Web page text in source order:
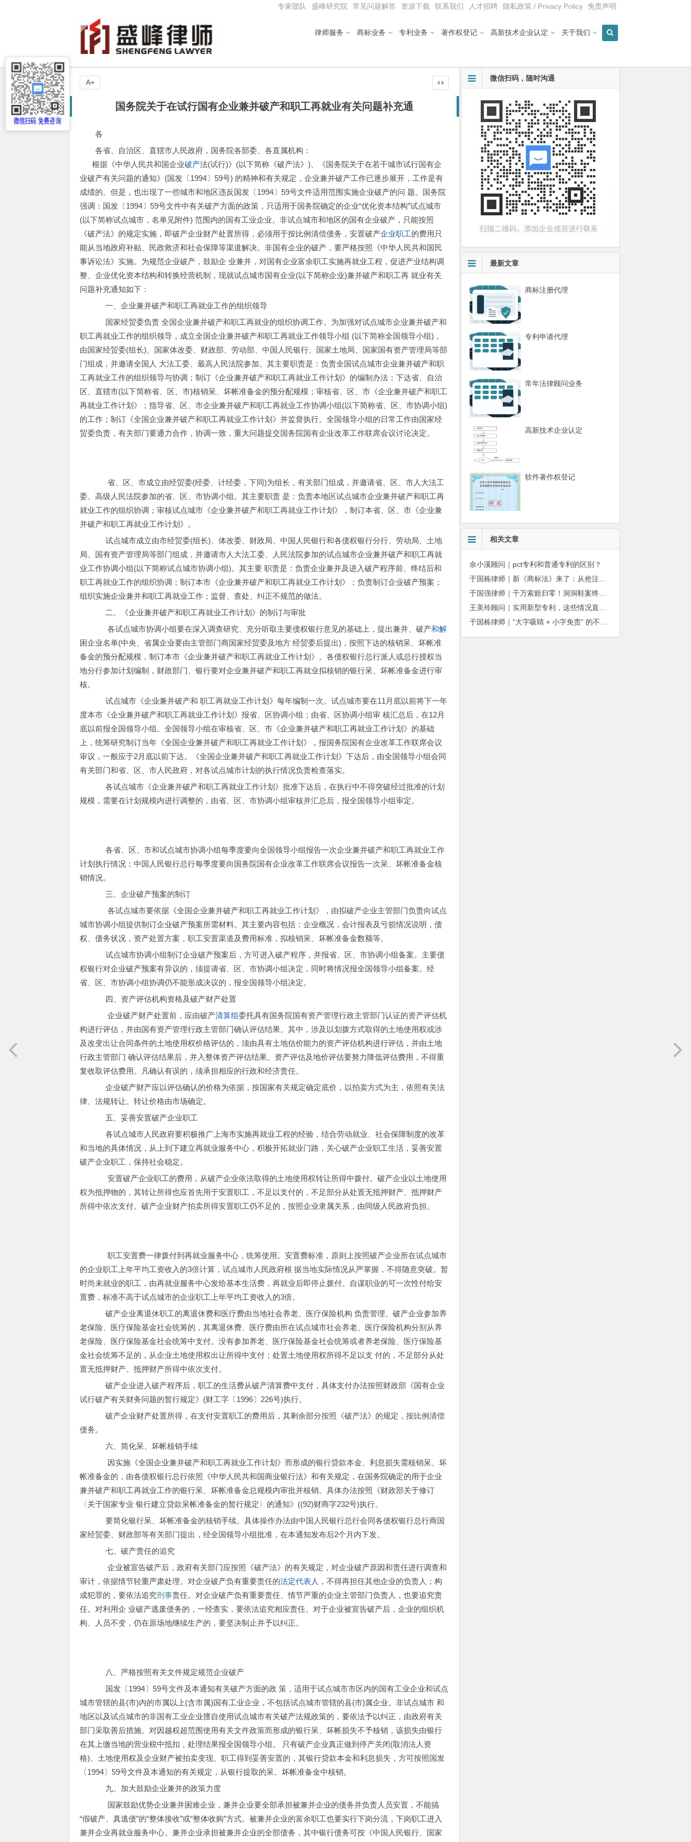
专家团队 盛峰研究院 常见问题解答 资源下载 联系我们 人才招聘 隐私政策 / Privacy Policy 免责声明
律师服务 商标业务 专利业务 著作权登记 高新技术企业认定 关于我们
国务院关于在试行国有企业兼并破产和职工再就业有关问题补充通
各
各省、自治区、直辖市人民政府，国务院各部委、各直属机构：
根据《中华人民共和国企业破产法(试行)》(以下简称《破产法》)、《国务院关于在若干城市试行国有企
业破产有关问题的通知》(国发〔1994〕59号) 的精神和有关规定，企业兼并破产工作已逐步展开，工作是有
成绩的。但是，也出现了一些城市和地区违反国发〔1994〕59号文件适用范围实施企业破产的问 题。国务院
强调：国发〔1994〕59号文件中有关破产方面的政策，只适用于国务院确定的企业“优化资本结构”试点城市
(以下简称试点城市，名单见附件) 范围内的国有工业企业。非试点城市和地区的国有企业破产，只能按照
《破产法》的规定实施，即破产企业财产处置所得，必须用于按比例清偿债务，安置破产企业职工的费用只
能从当地政府补贴、民政救济和社会保障等渠道解决。非国有企业的破产，要严格按照《中华人民共和国民
事诉讼法》实施。为规范企业破产，鼓励企 业兼并，对国有企业富余职工实施再就业工程，促进产业结构调
整、企业优化资本结构和转换经营机制，现就试点城市国有企业(以下简称企业)兼并破产和职工再 就业有关
问题补充通知如下：
一、企业兼并破产和职工再就业工作的组织领导
国家经贸委负责 全国企业兼并破产和职工再就业的组织协调工作。为加强对试点城市企业兼并破产和
职工再就业工作的组织领导，成立全国企业兼并破产和职工再就业工作领导小组 (以下简称全国领导小组)，
由国家经贸委(组长)、国家体改委、财政部、劳动部、中国人民银行、国家土地局、国家国有资产管理局等部
门组成，并邀请全国人 大法工委、最高人民法院参加。其主要职责是：负责全国试点城市企业兼并破产和职
工再就业工作的组织领导与协调；制订《企业兼并破产和职工再就业工作计划》的编制办法；下达省、自治
区、直辖市(以下简称省、区、市)核销呆、坏帐准备金的预分配规模；审核省、区、市《企业兼并破产和职工
再就业工作计划》；指导省、区、市企业兼并破产和职工再就业工作协调小组(以下简称省、区、市协调小组)
的工作；制订《全国企业兼并破产和职工再就业工作计划》并监督执行。全国领导小组的日常工作由国家经
贸委负责，有关部门要通力合作，协调一致，重大问题提交国务院国有企业改革工作联席会议讨论决定。
省、区、市成立由经贸委(经委、计经委，下同)为组长，有关部门组成，并邀请省、区、市人大法工
委、高级人民法院参加的省、区、市协调小组。其主要职责 是：负责本地区试点城市企业兼并破产和职工再
就业工作的组织协调；审核试点城市《企业兼并破产和职工再就业工作计划》，制订本省、区、市《企业兼
并破产和职工再就业工作计划》。
试点城市成立由市经贸委(组长)、体改委、财政局、中国人民银行和各债权银行分行、劳动局、土地
局、国有资产管理局等部门组成，并邀请市人大法工委、人民法院参加的试点城市企业兼并破产和职工再就
业工作协调小组(以下简称试点城市协调小组)。其主要 职责是：负责企业兼并及进入破产程序前、终结后和
职工再就业工作的组织协调；制订本市《企业兼并破产和职工再就业工作计划》；负责制订企业破产预案；
组织实施企业兼并和职工再就业工作；监督、查处、纠正不规范的做法。
二、《企业兼并破产和职工再就业工作计划》的制订与审批
各试点城市协调小组要在深入调查研究、充分听取主要债权银行意见的基础上，提出兼并、破产和解
困企业名单(中央、省属企业要由主管部门商国家经贸委及地方 经贸委后提出)，按照下达的核销呆、坏帐准
备金的预分配规模，制订本市《企业兼并破产和职工再就业工作计划》。各债权银行总行派人或总行授权当
地分行参加计划编制，财政部门、银行要对企业兼并破产和职工再就业拟核销的银行呆、坏帐准备金进行审
核。
试点城市《企业兼并破产和 职工再就业工作计划》每年编制一次。试点城市要在11月底以前将下一年
度本市《企业兼并破产和职工再就业工作计划》报省、区协调小组；由省、区协调小组审 核汇总后，在12月
底以前报全国领导小组。全国领导小组在审核省、区、市《企业兼并破产和职工再就业工作计划》的基础
上，统筹研究制订当年《全国企业兼并破产和职工再就业工作计划》，报国务院国有企业改革工作联席会议
审议，一般应于2月底以前下达。《全国企业兼并破产和职工再就业工作计划》下达后，由全国领导小组会同
有关部门和省、区、市人民政府，对各试点城市计划的执行情况负责检查落实。
各试点城市《企业兼并破产和职工再就业工作计划》批准下达后，在执行中不得突破经过批准的计划
规模，需要在计划规模内进行调整的，由省、区、市协调小组审核并汇总后，报全国领导小组审定。
各省、区、市和试点城市协调小组每季度要向全国领导小组报告一次企业兼并破产和职工再就业工作
计划执行情况；中国人民银行总行每季度要向国务院国有企业改革工作联席会议报告一次呆、坏帐准备金核
销情况。
三、企业破产预案的制订
各试点城市要依据《全国企业兼并破产和职工再就业工作计划》，由拟破产企业主管部门负责向试点
城市协调小组提供制订企业破产预案所需材料。其主要内容包括：企业概况，会计报表及亏损情况说明，债
权、债务状况，资产处置方案，职工安置渠道及费用标准，拟核销呆、坏帐准备金数额等。
试点城市协调小组制订企业破产预案后，方可进入破产程序，并报省、区、市协调小组备案。主要债
权银行对企业破产预案有异议的，须提请省、区、市协调小组决定，同时将情况报全国领导小组备案。经
省、区、市协调小组协调仍不能形成决议的，报全国领导小组决定。
四、资产评估机构资格及破产财产处置
企业破产财产处置前，应由破产清算组委托具有国务院国有资产管理行政主管部门认证的资产评估机
构进行评估，并由国有资产管理行政主管部门确认评估结果。其中，涉及以划拨方式取得的土地使用权或涉
及改变出让合同条件的土地使用权价格评估的，须由具有土地估价能力的资产评估机构进行评估，并由土地
行政主管部门 确认评估结果后，并入整体资产评估结果。资产评估及地价评估要努力降低评估费用，不得重
复收取评估费用。凡确认有误的，须承担相应的行政和经济责任。
企业破产财产应以评估确认的价格为依据，按国家有关规定确定底价，以拍卖方式为主，依照有关法
律、法规转让。转让价格由市场确定。
五、妥善安置破产企业职工
各试点城市人民政府要积极推广上海市实施再就业工程的经验，结合劳动就业、社会保障制度的改革
和当地的具体情况，从上到下建立再就业服务中心，积极开拓就业门路，关心破产企业职工生活，妥善安置
破产企业职工，保持社会稳定。
安置破产企业职工的费用，从破产企业依法取得的土地使用权转让所得中拨付。破产企业以土地使用
权为抵押物的，其转让所得也应首先用于安置职工，不足以支付的，不足部分从处置无抵押财产、抵押财产
所得中依次支付。破产企业财产拍卖所得安置职工仍不足的，按照企业隶属关系，由同级人民政府负担。
职工安置费一律拨付到再就业服务中心，统筹使用。安置费标准，原则上按照破产企业所在试点城市
的企业职工上年平均工资收入的3倍计算，试点城市人民政府根 据当地实际情况从严掌握，不得随意突破。暂
时尚未就业的职工，由再就业服务中心发给基本生活费，再就业后即停止拨付。自谋职业的可一次性付给安
置费，标准不高于试点城市的企业职工上年平均工资收入的3倍。
破产企业离退休职工的离退休费和医疗费由当地社会养老、医疗保险机构 负责管理。破产企业参加养
老保险、医疗保险基金社会统筹的，其离退休费、医疗费由所在试点城市社会养老、医疗保险机构分别从养
老保险、医疗保险基金社会统筹中支付。没有参加养老、医疗保险基金社会统筹或者养老保险、医疗保险基
金社会统筹不足的，从企业土地使用权出让所得中支付；处置土地使用权所得不足以支 付的，不足部分从处
置无抵押财产、抵押财产所得中依次支付。
破产企业进入破产程序后，职工的生活费从破产清算费中支付，具体支付办法按照财政部《国有企业
试行破产有关财务问题的暂行规定》(财工字〔1996〕226号)执行。
破产企业财产处置所得，在支付安置职工的费用后，其剩余部分按照《破产法》的规定，按比例清偿
债务。
六、简化呆、坏帐核销手续
因实施《全国企业兼并破产和职工再就业工作计划》而形成的银行贷款本金、利息损失需核销呆、坏
帐准备金的，由各债权银行总行依照《中华人民共和国商业银行法》和有关规定，在国务院确定的用于企业
兼并破产和职工再就业工作的银行呆、坏帐准备金总规模内审批并核销。具体办法按照《财政部关于修订
〈关于国家专业 银行建立贷款呆帐准备金的暂行规定〉的通知》((92)财商字232号)执行。
要简化银行呆、坏帐准备金的核销手续。具体操作办法由中国人民银行总行会同各债权银行总行商国
家经贸委、财政部等有关部门提出，经全国领导小组批准，在本通知发布后2个月内下发。
七、破产责任的追究
企业被宣告破产后，政府有关部门应按照《破产法》的有关规定，对企业破产原因和责任进行调查和
审计，依据情节轻重严肃处理。对企业破产负有重要责任的法定代表人 ，不得再担任其他企业的负责人；构
成犯罪的，要依法追究刑事责任。对企业破产负有重要责任、情节严重的企业主管部门负责人，也要追究责
任。对利用企 业破产逃废债务的，一经查实，要依法追究相应责任。对于企业被宣告破产后，企业的组织机
构、人员不变，仍在原场地继续生产的，要坚决制止并予以纠正。
八、严格按照有关文件规定规范企业破产
国发〔1994〕59号文件及本通知有关破产方面的政 策，适用于试点城市市区内的国有工业企业和试点
城市管辖的县(市)内的市属以上(含市属)国有工业企业，不包括试点城市管辖的县(市)属企业。非试点城市 和
地区以及试点城市的非国有工业企业擅自使用试点城市有关破产法规政策的，要依法予以纠正，由政府有关
部门采取善后措施。对因越权超范围使用有关文件政策而形成的银行呆、坏帐损失不予核销，该损失由银行
在其上缴当地的营业税中抵扣，处理结果报全国领导小组。 只有破产企业真正做到停产关闭(取消法人资
格)、土地使用权及企业财产被拍卖变现、职工得到妥善安置的，其银行贷款本金和利息损失，方可按照国发
〔1994〕59号文件及本通知的有关规定，从银行提取的呆、坏帐准备金中核销。
九、加大鼓励企业兼并的政策力度
国家鼓励优势企业兼并困难企业，兼并企业要全部承担被兼并企业的债务并负责人员安置，不能搞
“假破产、真逃债”的“整体接收”或“整体收购”方式。被兼并企业的富余职工也要实行下岗分流，下岗职工进入
兼并企业再就业服务中心。兼并企业承担被兼并企业的全部债务，其中银行债务可按《中国人民银行、国家
A+ 微信扫码，随时沟通
最新文章
商标注册代理
专利申请代理
常年法律顾问业务
高新技术企业认定
软件著作权登记
相关文章
余小溪顾问｜pct专利和普通专利的区别？